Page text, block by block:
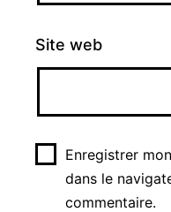
Site web
Enregistrer
dans le
commentaire.